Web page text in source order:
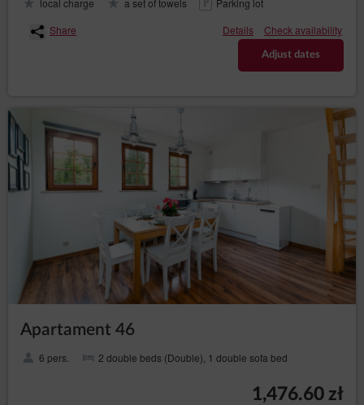
Share
Details Check availability
Adjust dates
Apartament 46
6 pers. 2 double beds (Double), 1 double sofa bed
1,476.60 zł